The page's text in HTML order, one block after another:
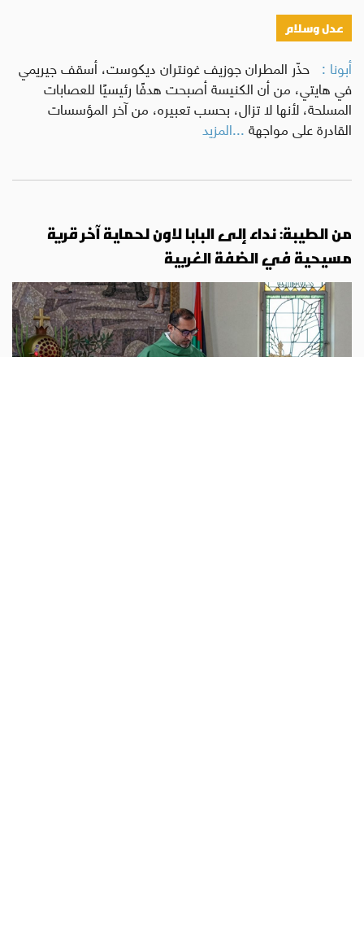
عدل وسلام
أبونا : حذّر المطران جوزيف غونتران ديكوست، أسقف جيريمي
في هايتي، من أن الكنيسة أصبحت هدفًا رئيسيًا للعصابات
المسلحة، لأنها لا تزال، بحسب تعبيره، من آخر المؤسسات
القادرة على مواجهة...المزيد
من الطيبة: نداء إلى البابا لاون لحماية آخر قرية
مسيحية في الضفة الغربية